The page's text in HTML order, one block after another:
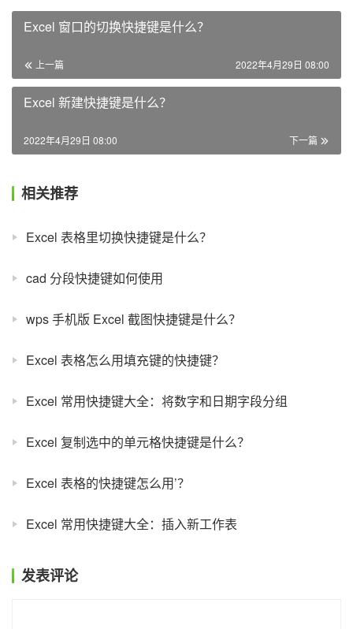
Excel 窗口的切换快捷键是什么？
上一篇 2022年4月29日 08:00
Excel 新建快捷键是什么？
下一篇
2022年4月29日 08:00
相关推荐
Excel 表格里切换快捷键是什么？
cad 分段快捷键如何使用
wps 手机版 Excel 截图快捷键是什么？
Excel 表格怎么用填充键的快捷键？
Excel 常用快捷键大全：将数字和日期字段分组
Excel 复制选中的单元格快捷键是什么？
Excel 表格的快捷键怎么用’？
Excel 常用快捷键大全：插入新工作表
发表评论